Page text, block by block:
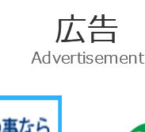
告